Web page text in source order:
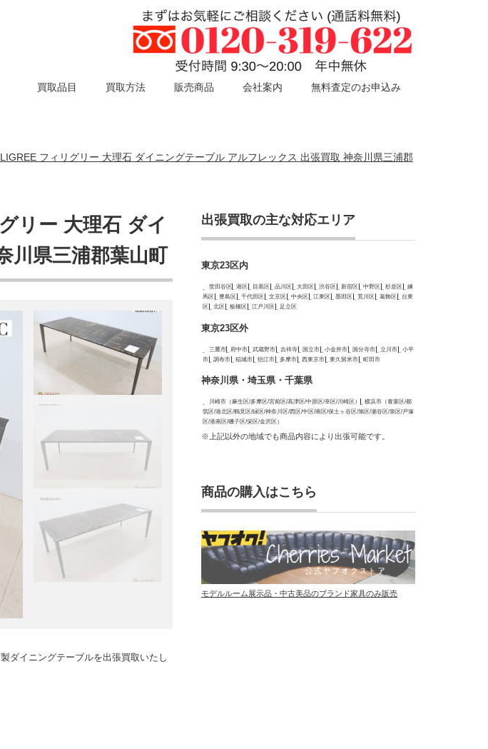
買取品目 買取方法 販売商品 会社案内 無料査定のお申込み
フィリグリー 大理石 ダイニングテーブル アルフレックス 出張買取 神奈川県三浦郡
リー 大理石 ダイ
川県三浦郡葉山町
ダイニングテーブルを出張買取いたし
出張買取の主な対応エリア
東京23区内
世田谷区 港区 目黒区 品川区 大田区 渋谷区 新宿区 中野区 杉並区
練
馬区
豊島区 千代田区 文京区 中央区 江東区 墨田区 荒川区 葛飾区
台東
区
北区 板橋区 江戸川区 足立区
東京23区外
三鷹市 府中市 武蔵野市 吉祥寺 国立市 小金井市 国分寺市 立川市
小平
市
調布市 稲城市 狛江市 多摩市 西東京市 東久留米市 町田市
神奈川県・埼玉県・千葉県
川崎市（麻生区/多摩区/宮前区/高津区/中原区/幸区/川崎区）
横浜市（青葉区/都
筑区/港北区/鶴見区/緑区/神奈川区/西区/中区/南区/保土ヶ谷区/旭区/瀬谷区/泉区/戸塚
区/港南区/磯子区/栄区/金沢区）
※上記以外の地域でも商品内容により出張可能です。
商品の購入はこちら
モデルルーム展示品・中古美品のブランド家具のみ販売